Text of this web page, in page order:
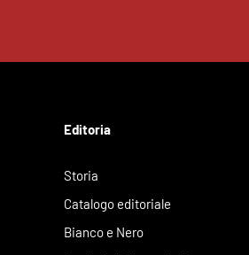
Editoria
Storia
Catalogo editoriale
Bianco e Nero